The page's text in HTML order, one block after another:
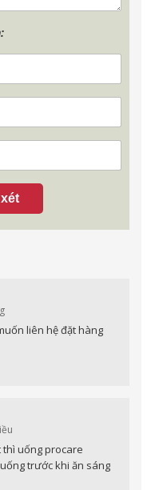
liên hệ đặt hàng
thì uống procare
trước khi ăn sáng